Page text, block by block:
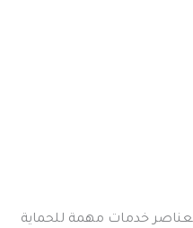
خدمات مهمة للحماية